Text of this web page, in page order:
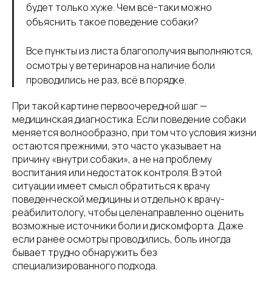
будет только хуже. Чем всё-таки можно
объяснить такое поведение собаки?
Все пункты из листа благополучия выполняются,
осмотры у ветеринаров на наличие боли
проводились не раз, всё в порядке.
При такой картине первоочередной шаг —
медицинская диагностика. Если поведение собаки
меняется волнообразно, при том что условия жизни
остаются прежними, это часто указывает на
причину «внутри собаки», а не на проблему
воспитания или недостаток контроля. В этой
ситуации имеет смысл обратиться к врачу
поведенческой медицины и отдельно к врачу-
реабилитологу, чтобы целенаправленно оценить
возможные источники боли и дискомфорта. Даже
если ранее осмотры проводились, боль иногда
бывает трудно обнаружить без
специализированного подхода.